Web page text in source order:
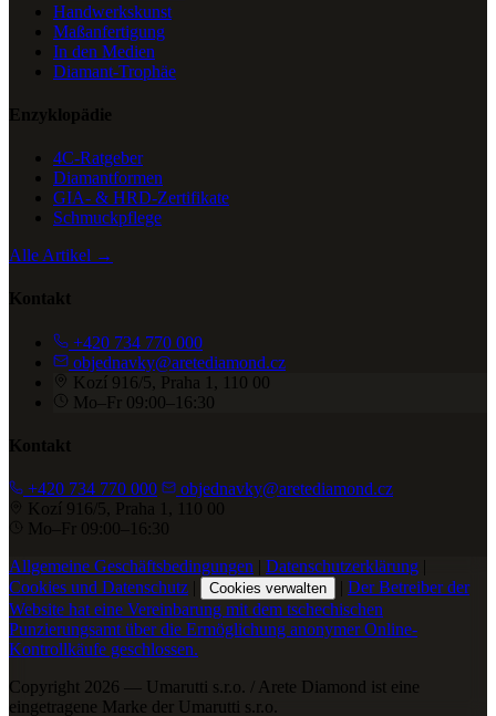
Handwerkskunst
Maßanfertigung
In den Medien
Diamant-Trophäe
Enzyklopädie
4C-Ratgeber
Diamantformen
GIA- & HRD-Zertifikate
Schmuckpflege
Alle Artikel →
Kontakt
+420 734 770 000
objednavky@aretediamond.cz
Kozí 916/5, Praha 1, 110 00
Mo–Fr 09:00–16:30
Kontakt
+420 734 770 000
objednavky@aretediamond.cz
Kozí 916/5, Praha 1, 110 00
Mo–Fr 09:00–16:30
Allgemeine Geschäftsbedingungen | Datenschutzerklärung |
Cookies und Datenschutz | Cookies verwalten | Der Betreiber der
Website hat eine Vereinbarung mit dem tschechischen
Punzierungsamt über die Ermöglichung anonymer Online-
Kontrollkäufe geschlossen.
Copyright 2026 — Umarutti s.r.o. / Arete Diamond ist eine
eingetragene Marke der Umarutti s.r.o.